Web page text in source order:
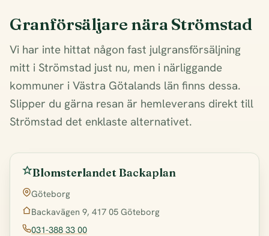
Granförsäljare nära Strömstad
Vi har inte hittat någon fast julgransförsäljning
mitt i Strömstad just nu, men i närliggande
kommuner i Västra Götalands län finns dessa.
Slipper du gärna resan är hemleverans direkt till
Strömstad det enklaste alternativet.
Blomsterlandet Backaplan
Göteborg
Backavägen 9, 417 05 Göteborg
031-388 33 00